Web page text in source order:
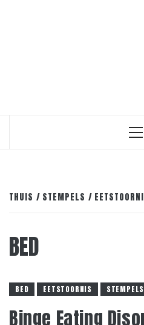
THUIS STEMPELS
BED
BED EETSTOORNIS STEMPELS
Binge Eating